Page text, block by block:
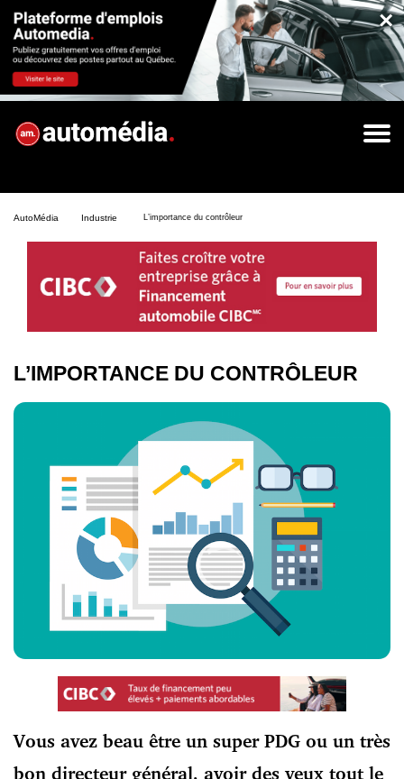
×
AutoMédia Industrie L’importance du contrôleur
L’IMPORTANCE DU CONTRÔLEUR
Vous avez beau être un super PDG ou un très
bon directeur général, avoir des yeux tout le